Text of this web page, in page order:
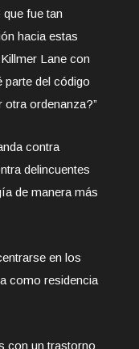
fue tan
hacia estas
Lane con
parte del código
ordenanza?”
contra
delincuentes
de manera más
en los
como residencia
con un trastorno